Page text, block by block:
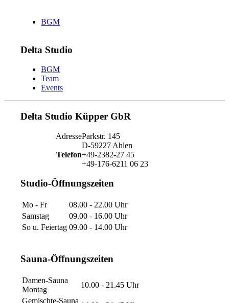
BGM
Delta Studio
BGM
Team
Events
Delta Studio Küpper GbR
AdresseParkstr. 145
D-59227 Ahlen
Telefon+49-2382-27 45
+49-176-6211 06 23
Studio-Öffnungszeiten
Mo - Fr
08.00 - 22.00 Uhr
Samstag
09.00 - 16.00 Uhr
So u. Feiertag 09.00 - 14.00 Uhr
Sauna-Öffnungszeiten
Damen-Sauna
Montag
10.00 - 21.45 Uhr
Gemischte-Sauna